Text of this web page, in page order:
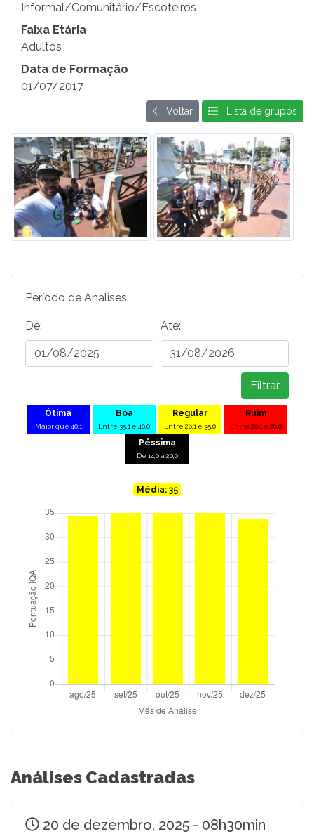
Informal/Comunitário/Escoteiros
Faixa Etária
Adultos
Data de Formação
01/07/2017
Voltar Lista de grupos
Período de Análises:
De: Ate:
Filtrar
Ótima
Maior que 40,1
Boa
Entre 35,1 e 40,0
Regular
Entre 26,1 e 35,0
Ruim
Entre 20,1 e 26,0
Péssima
De 14,0 a 20,0
Média: 35
Análises Cadastradas
20 de dezembro, 2025 - 08h30min